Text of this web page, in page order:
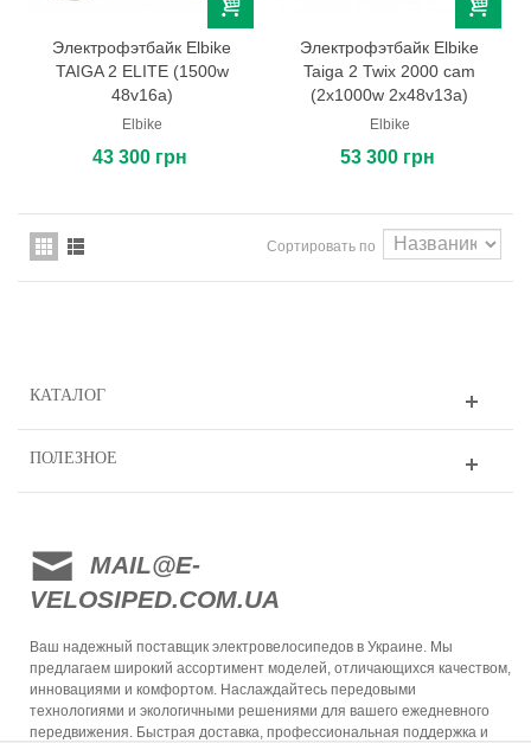
Электрофэтбайк Elbike
TAIGA 2 ELITE (1500w
48v16a)
Elbike
43 300 грн
Электрофэтбайк Elbike
Taiga 2 Twix 2000 cam
(2x1000w 2х48v13a)
Elbike
53 300 грн
Сортировать по
КАТАЛОГ
ПОЛЕЗНОЕ
MAIL@E-
VELOSIPED.COM.UA
Ваш надежный поставщик электровелосипедов в Украине. Мы
предлагаем широкий ассортимент моделей, отличающихся качеством,
инновациями и комфортом. Наслаждайтесь передовыми
технологиями и экологичными решениями для вашего ежедневного
передвижения. Быстрая доставка, профессиональная поддержка и